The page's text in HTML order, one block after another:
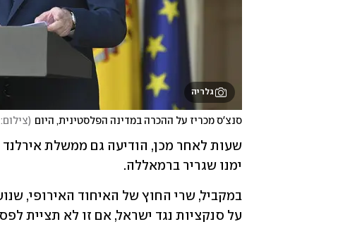
גלריה
סנצ'ס מכריז על ההכרה במדינה הפלסטינית, היום (צילום: EPA/Borja Puig De La Bellacasa/Moncloa HANDOUT
ימנו שגריר ברמאללה.